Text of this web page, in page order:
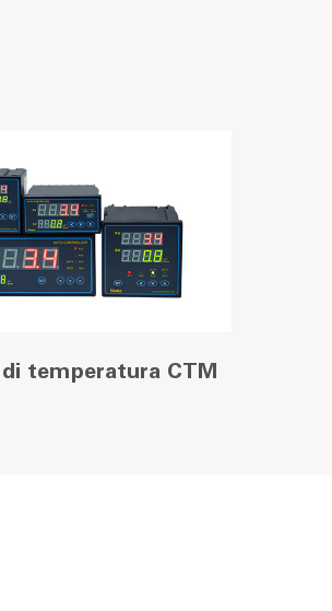
temperatura CTM